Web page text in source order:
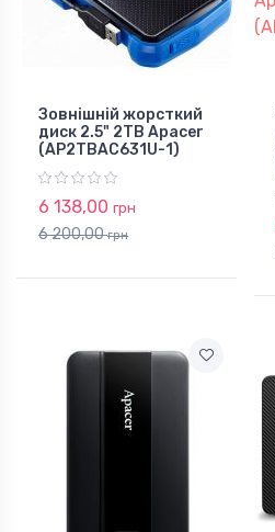
Зовнішній жорсткий
диск 2.5" 2TB Apacer
(AP2TBAC631U-1)
6 138,00 грн
6 200,00грн